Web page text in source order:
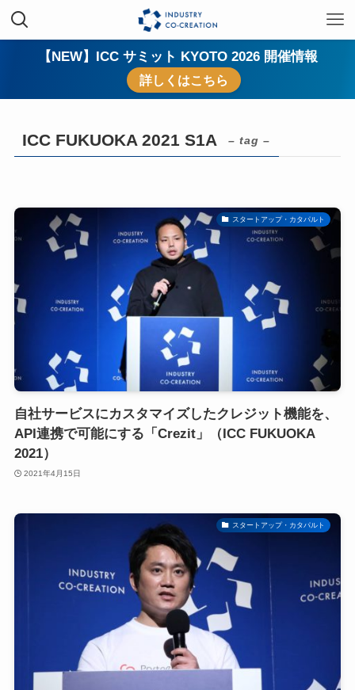
【NEW】ICC サミット KYOTO 2026 開催情報
詳しくはこちら
ICC FUKUOKA 2021 S1A – tag –
スタートアップ・カタパルト
自社サービスにカスタマイズしたクレジット機能を、
API連携で可能にする「Crezit」（ICC FUKUOKA
2021）
2021年4月15日
スタートアップ・カタパルト